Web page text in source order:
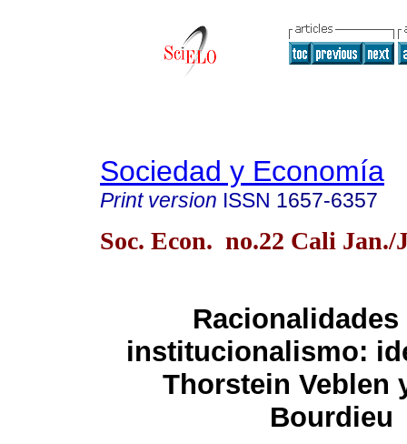
Sociedad y Economía
Print version ISSN 1657-6357
Soc. Econ. no.22 Cali Jan./
Racionalidades
institucionalismo:
Thorstein Veblen
Bourdieu